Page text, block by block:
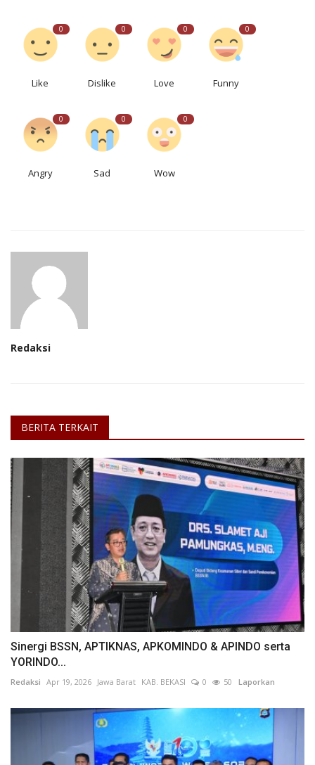
0
Like
0
Dislike
0
Love
0
Funny
0
Angry
0
Sad
0
Wow
Redaksi
BERITA TERKAIT
Sinergi BSSN, APTIKNAS, APKOMINDO & APINDO serta
YORINDO...
Redaksi Apr 19, 2026 Jawa Barat KAB. BEKASI 0 50 Laporkan